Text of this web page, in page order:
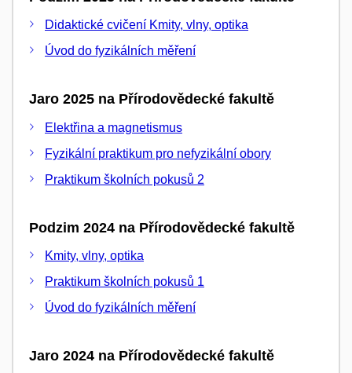
Didaktické cvičení Kmity, vlny, optika
Úvod do fyzikálních měření
Jaro 2025 na Přírodovědecké fakultě
Elektřina a magnetismus
Fyzikální praktikum pro nefyzikální obory
Praktikum školních pokusů 2
Podzim 2024 na Přírodovědecké fakultě
Kmity, vlny, optika
Praktikum školních pokusů 1
Úvod do fyzikálních měření
Jaro 2024 na Přírodovědecké fakultě